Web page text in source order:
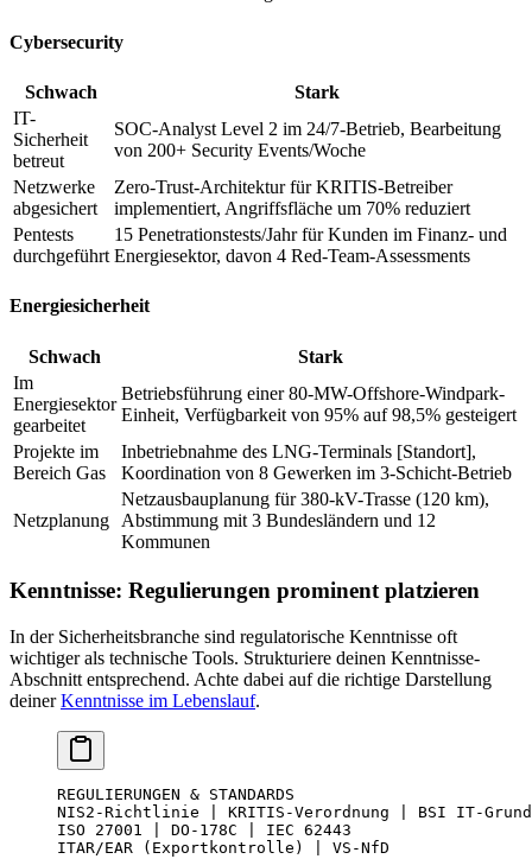
Cybersecurity
Schwach
Stark
IT-
Sicherheit
betreut
SOC-Analyst Level 2 im 24/7-Betrieb, Bearbeitung
von 200+ Security Events/Woche
Netzwerke
abgesichert
Zero-Trust-Architektur für KRITIS-Betreiber
implementiert, Angriffsfläche um 70% reduziert
Pentests
durchgeführt
15 Penetrationstests/Jahr für Kunden im Finanz- und
Energiesektor, davon 4 Red-Team-Assessments
Energiesicherheit
Schwach
Stark
Im
Energiesektor
gearbeitet
Betriebsführung einer 80-MW-Offshore-Windpark-
Einheit, Verfügbarkeit von 95% auf 98,5% gesteigert
Projekte im
Bereich Gas
Inbetriebnahme des LNG-Terminals [Standort],
Koordination von 8 Gewerken im 3-Schicht-Betrieb
Netzplanung
Netzausbauplanung für 380-kV-Trasse (120 km),
Abstimmung mit 3 Bundesländern und 12
Kommunen
Kenntnisse: Regulierungen prominent platzieren
In der Sicherheitsbranche sind regulatorische Kenntnisse oft
wichtiger als technische Tools. Strukturiere deinen Kenntnisse-
Abschnitt entsprechend. Achte dabei auf die richtige Darstellung
deinerKenntnisse im Lebenslauf.
REGULIERUNGEN & STANDARDS
NIS2-Richtlinie | KRITIS-Verordnung | BSI IT-
ISO 27001 | DO-178C | IEC 62443
ITAR/EAR (Exportkontrolle) | VS-NfD